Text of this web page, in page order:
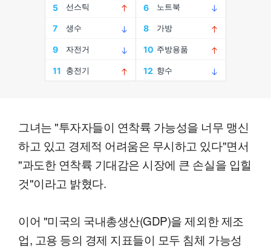
그녀는 "투자자들이 연착륙 가능성을 너무 맹신
하고 있고 경제적 어려움은 무시하고 있다"면서
"과도한 연착륙 기대감은 시장에 큰 손실을 입힐
것"이라고 밝혔다.
이어 "미국의 국내총생산(GDP)을 제외한 제조
업, 고용 등의 경제 지표들이 모두 침체 가능성